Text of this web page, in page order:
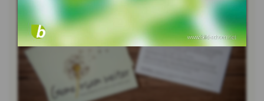
Bild vergrössern